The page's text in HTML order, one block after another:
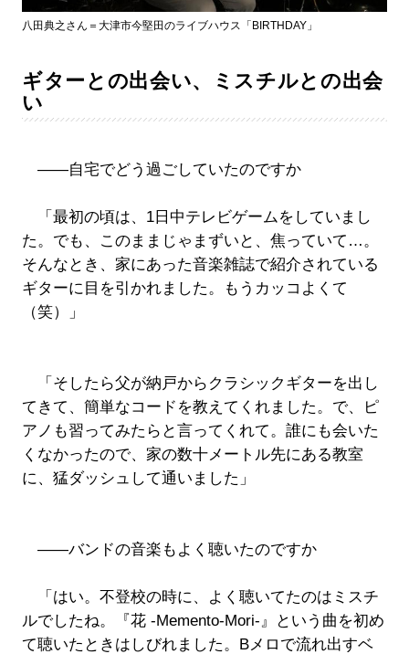
八田典之さん＝大津市今堅田のライブハウス「BIRTHDAY」
ギターとの出会い、ミスチルとの出会
い
――自宅でどう過ごしていたのですか
「最初の頃は、1日中テレビゲームをしていまし
た。でも、このままじゃまずいと、焦っていて…。
そんなとき、家にあった音楽雑誌で紹介されている
ギターに目を引かれました。もうカッコよくて
（笑）」
「そしたら父が納戸からクラシックギターを出し
てきて、簡単なコードを教えてくれました。で、ピ
アノも習ってみたらと言ってくれて。誰にも会いた
くなかったので、家の数十メートル先にある教室
に、猛ダッシュして通いました」
――バンドの音楽もよく聴いたのですか
「はい。不登校の時に、よく聴いてたのはミスチ
ルでしたね。『花 -Memento-Mori-』という曲を初め
て聴いたときはしびれました。Bメロで流れ出すベ